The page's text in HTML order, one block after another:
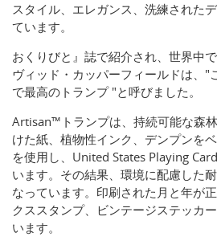
スタイル、エレガンス、洗練された
ています。
おくりびと』誌で紹介され、世界中
ヴィッド・カッパーフィールドは、"
で最高のトランプ "と呼びました。
Artisan™トランプは、持続可能な森
けた紙、植物性インク、デンプンを
を使用し、United States Playing
います。その結果、環境に配慮した
なっています。印刷された月と年が
クススタンプ、ビンテージステッカ
います。